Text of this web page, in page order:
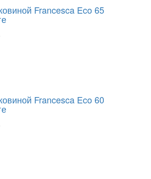
Francesca Eco 65
Francesca Eco 60